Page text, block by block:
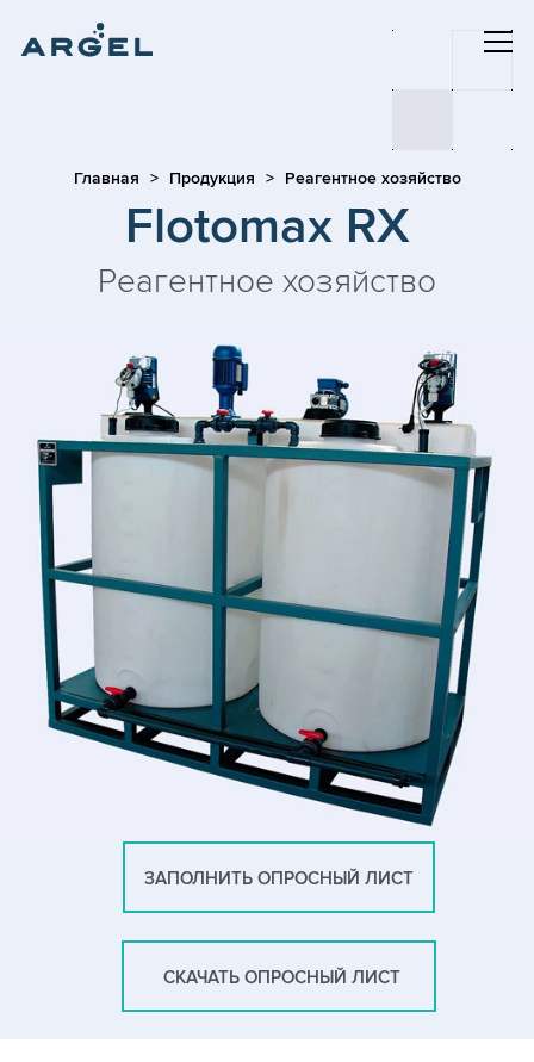
Главная Продукция Реагентное хозяйство
Flotomax RX
Реагентное хозяйство
ЗАПОЛНИТЬ ОПРОСНЫЙ ЛИСТ
СКАЧАТЬ ОПРОСНЫЙ ЛИСТ